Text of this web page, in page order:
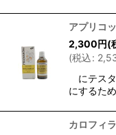
アプリコ
2,300円(
(税込:
にテス
にするた
カロフィ